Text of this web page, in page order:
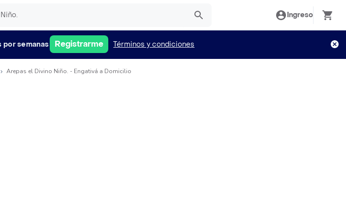
Ingreso
por semanas Registrarme Términos y condiciones
Arepas el Divino Niño. - Engativá a Domicilio